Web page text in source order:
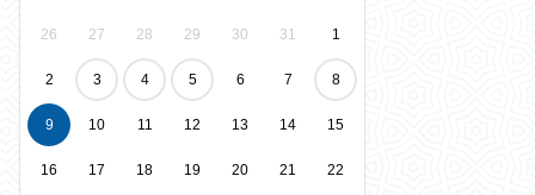
26 27 28 29 30 31 1
2 3 4 5 6 7 8
9 10 11 12 13 14 15
16 17 18 19 20 21 22